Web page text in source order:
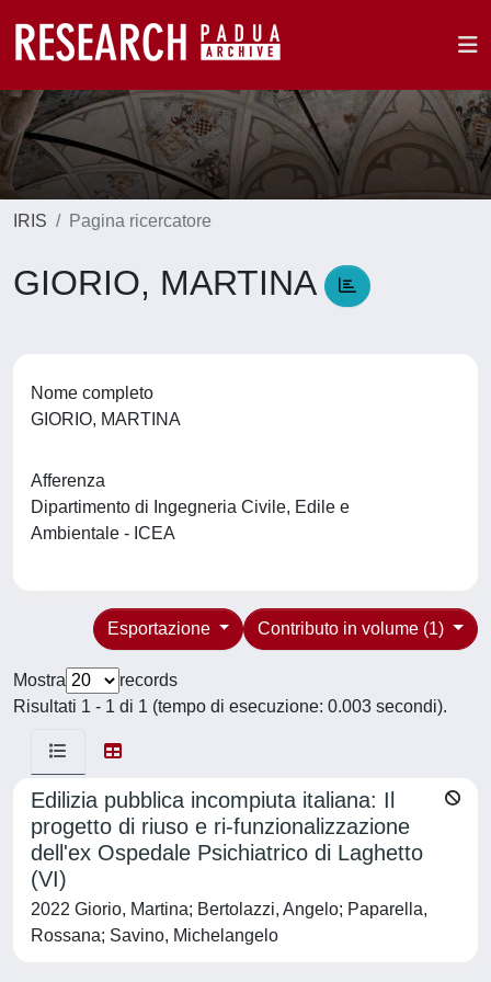
IRIS Pagina ricercatore
GIORIO, MARTINA
Nome completo
GIORIO, MARTINA
Afferenza
Dipartimento di Ingegneria Civile, Edile e
Ambientale - ICEA
Contributo in volume (1)
Esportazione
Mostra
records
Risultati 1 - 1 di 1 (tempo di esecuzione: 0.003 secondi).
Edilizia pubblica incompiuta italiana: Il
progetto di riuso e ri-funzionalizzazione
dell'ex Ospedale Psichiatrico di Laghetto
(VI)
2022 Giorio, Martina; Bertolazzi, Angelo; Paparella,
Rossana; Savino, Michelangelo